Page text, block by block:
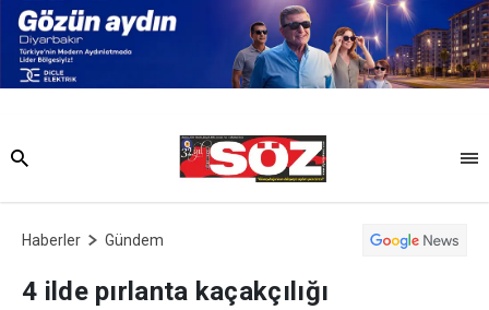
Haberler Gündem
4 ilde pırlanta kaçakçılığı